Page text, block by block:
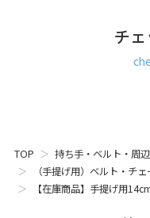
チ
TOP
持ち手・ベルト・周
（手提げ用）ベルト・チ
【在庫商品】手提げ用